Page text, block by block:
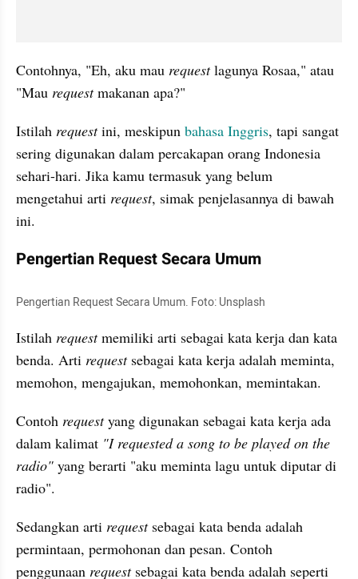
Contohnya, "Eh, aku mau request lagunya Rosaa," atau
"Mau request makanan apa?"
Istilah request ini, meskipun bahasa Inggris, tapi sangat
sering digunakan dalam percakapan orang Indonesia
sehari-hari. Jika kamu termasuk yang belum
mengetahui arti request, simak penjelasannya di bawah
ini.
Pengertian Request Secara Umum
Pengertian Request Secara Umum. Foto: Unsplash
Istilah request memiliki arti sebagai kata kerja dan kata
benda. Arti request sebagai kata kerja adalah meminta,
memohon, mengajukan, memohonkan, memintakan.
Contoh request yang digunakan sebagai kata kerja ada
dalam kalimat "I requested a song to be played on the
radio" yang berarti "aku meminta lagu untuk diputar di
radio".
Sedangkan arti request sebagai kata benda adalah
permintaan, permohonan dan pesan. Contoh
penggunaan request sebagai kata benda adalah seperti